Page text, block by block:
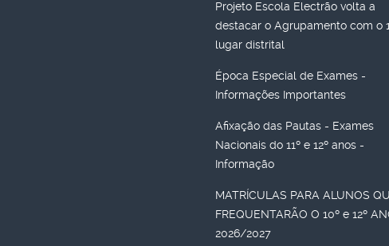
Projeto Escola Electrão volta a
destacar o Agrupamento com o
lugar distrital
Época Especial de Exames -
Informações Importantes
Afixação das Pautas - Exames
Nacionais do 11º e 12º anos -
Informação
MATRÍCULAS PARA ALUNOS
FREQUENTARÃO O 10º e 12º
2026/2027